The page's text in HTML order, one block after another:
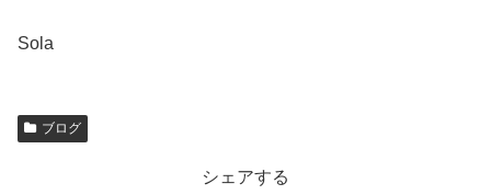
Sola
ブログ
シェアする